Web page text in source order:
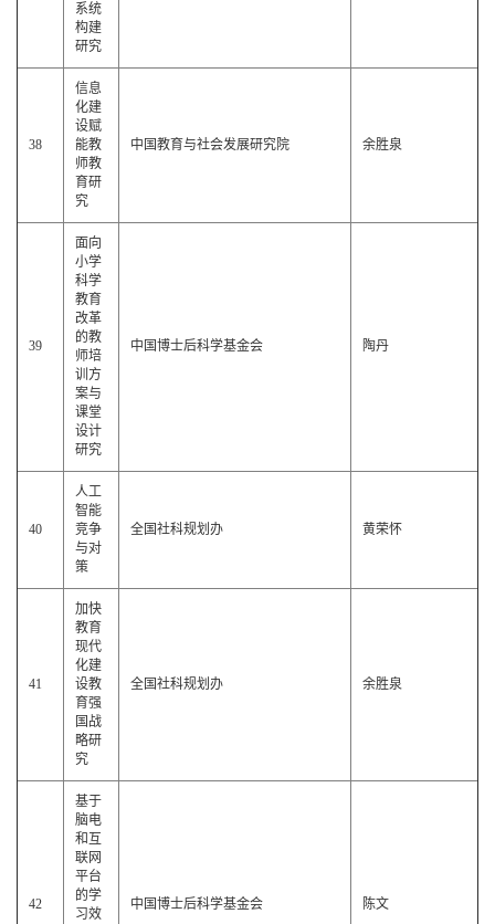
系统
构建
研究
38
信息
化建
设赋
能教
师教
育研
究
中国教育与社会发展研究院 余胜泉
39
面向
小学
科学
教育
改革
的教
师培
训方
案与
课堂
设计
研究
中国博士后科学基金会 陶丹
40
人工
智能
竞争
与对
策
全国社科规划办 黄荣怀
41
加快
教育
现代
化建
设教
育强
国战
略研
究
全国社科规划办 余胜泉
42
基于
脑电
和互
联网
平台
的学
习效
中国博士后科学基金会 陈文